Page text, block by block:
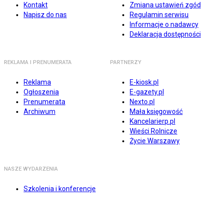
Kontakt
Napisz do nas
Zmiana ustawień zgód
Regulamin serwisu
Informacje o nadawcy
Deklaracja dostępności
REKLAMA I PRENUMERATA
Reklama
Ogłoszenia
Prenumerata
Archiwum
PARTNERZY
E-kiosk.pl
E-gazety.pl
Nexto.pl
Mała księgowość
Kancelarierp.pl
Wieści Rolnicze
Życie Warszawy
NASZE WYDARZENIA
Szkolenia i konferencje